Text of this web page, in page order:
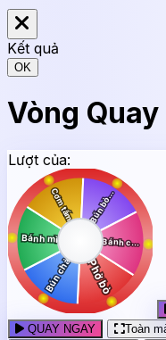
Kết quả
OK
Vòng
Lượt của:
QUAY NGAY
Toàn